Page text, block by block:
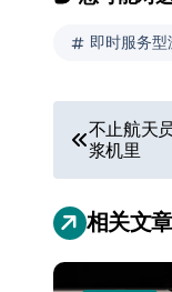
即时服务
文
章
导
航
不止航天
浆机里
相关文章